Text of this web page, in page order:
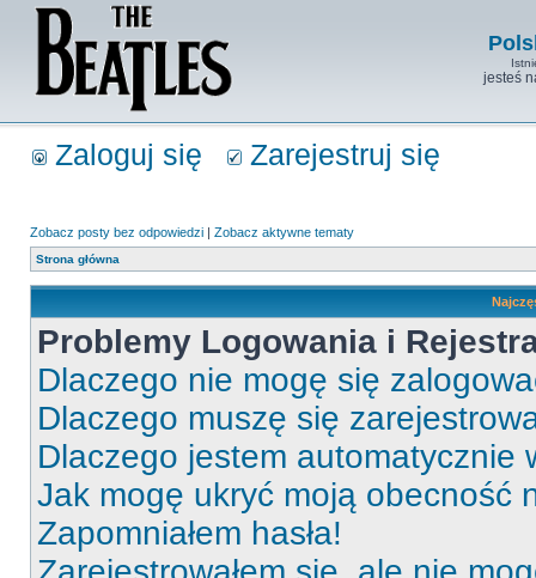
jesteś
Zaloguj się Zarejestruj się
Zobacz posty bez odpowiedzi | Zobacz aktywne tematy
Strona główna
Problemy Logowania i
Dlaczego nie mogę się
Dlaczego muszę się
Dlaczego jestem automatycznie
Jak mogę ukryć moją obecność
Zapomniałem hasła!